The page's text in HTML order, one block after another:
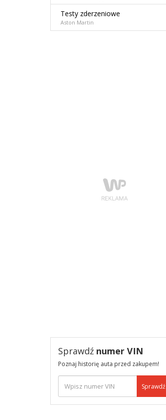
Testy zderzeniowe
Aston Martin
Sprawdź numer VIN
Poznaj historię auta przed zakupem!
Sprawdź